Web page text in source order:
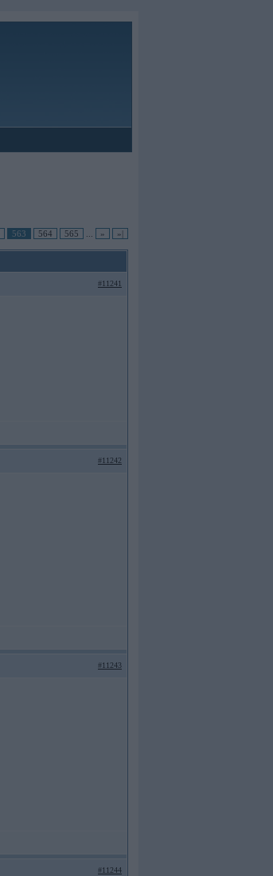
563 564 565 » »|
#11241
#11242
#11243
#11244